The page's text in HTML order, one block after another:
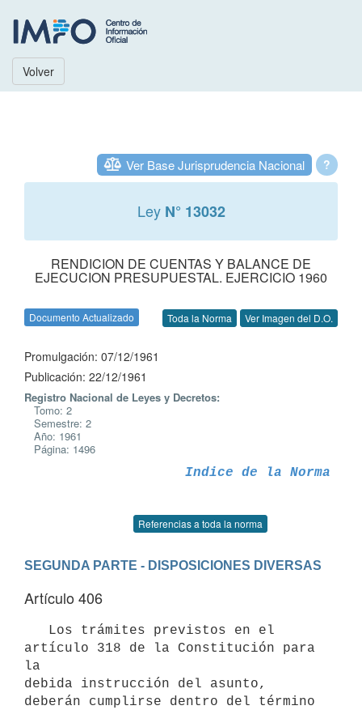
Volver
?
Ver Base Jurisprudencia Nacional
Ley N° 13032
RENDICION DE CUENTAS Y BALANCE DE
EJECUCION PRESUPUESTAL. EJERCICIO 1960
Documento Actualizado Toda la Norma Ver Imagen del D.O.
Promulgación: 07/12/1961
Publicación: 22/12/1961
Registro Nacional de Leyes y Decretos:
Tomo: 2
Semestre: 2
Año: 1961
Página: 1496
Indice de la Norma
Referencias a toda la norma
SEGUNDA PARTE - DISPOSICIONES DIVERSAS
Artículo 406
artículo 318 de la Constitución para
la
debida instrucción del asunto,
deberán cumplirse dentro del término